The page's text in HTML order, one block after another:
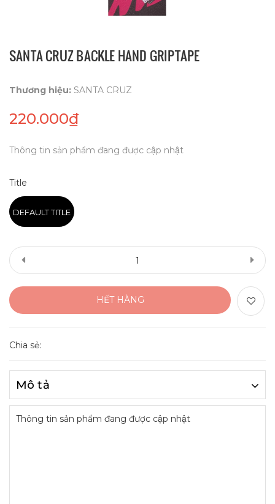
SANTA CRUZ BACKLE HAND GRIPTAPE
Thương hiệu: SANTA CRUZ
220.000₫
Thông tin sản phẩm đang được cập nhật
Title
DEFAULT TITLE
HẾT HÀNG
Chia sẻ:
Mô tả
Thông tin sản phẩm đang được cập nhật